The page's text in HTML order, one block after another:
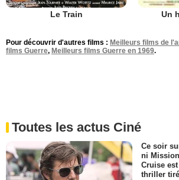
Le Train Un
Pour découvrir d'autres films : Meilleurs films de
films Guerre, Meilleurs films Guerre en 1969.
Toutes les actus Ciné
Ce soir
ni
Cruise
thriller